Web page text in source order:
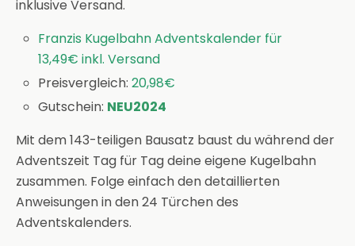
inklusive Versand.
Franzis Kugelbahn Adventskalender für
13,49€ inkl. Versand
Preisvergleich:20,98€
Gutschein: NEU2024
Mit dem 143-teiligen Bausatz baust du während der
Adventszeit Tag für Tag deine eigene Kugelbahn
zusammen. Folge einfach den detaillierten
Anweisungen in den 24 Türchen des
Adventskalenders.